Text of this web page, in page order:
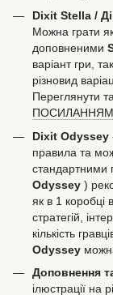
Dixit Stella /
Можна грати
доповненими
варіант гри,
різновид
Переглянути
ПОСИЛАННЯМ
Dixit Odyssey
правила та
стандартними
Odyssey )
як в 1 коробці
стратегій,
кількість
Odyssey
Доповнення
ілюстрації на